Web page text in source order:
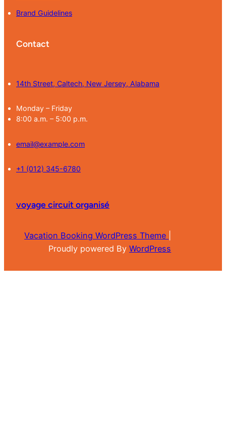
Brand Guidelines
Contact
14th Street, Caltech, New Jersey, Alabama
Monday – Friday
8:00 a.m. – 5:00 p.m.
email@example.com
+1 (012) 345-6780
voyage circuit organisé
Vacation Booking WordPress Theme
Proudly powered ByWordPress